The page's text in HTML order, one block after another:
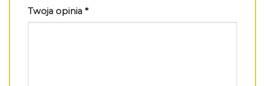
Twoja opinia *